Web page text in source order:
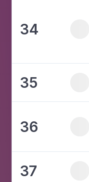
34
35
36
37